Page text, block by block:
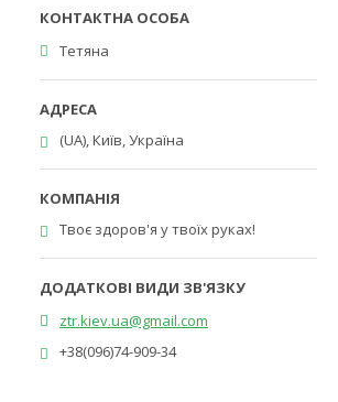
Тетяна
(UA), Київ, Україна
Твоє здоров'я у твоїх руках!
ztr.kiev.ua@gmail.com
+38(096)74-909-34